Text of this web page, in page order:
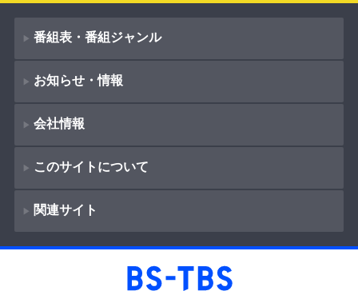
番組表・番組ジャンル
番組表
番組ジャンル
ドラマ
映画
お知らせ・情報
新着情報
お知らせ
イベント
ショッピング
会社情報
会社概要
（Company Information）
このサイトについて
著作権とリンク
サイトポリシー
関連サイト